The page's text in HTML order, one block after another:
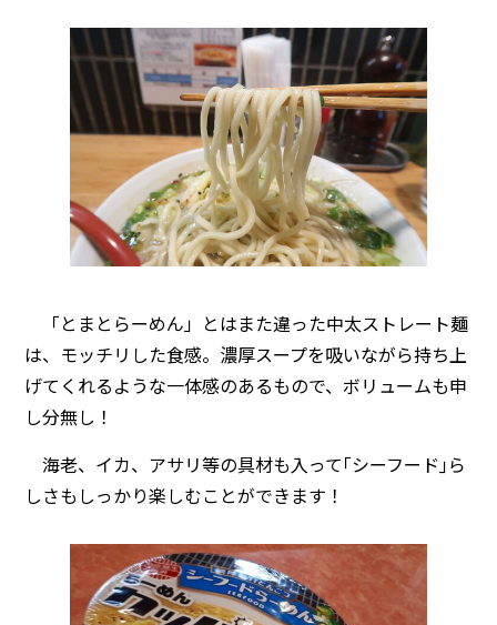
「とまとらーめん」とはまた違った中太ストレート麺
は、モッチリした食感。濃厚スープを吸いながら持ち上
げてくれるような一体感のあるもので、ボリュームも申
し分無し！
海老、イカ、アサリ等の具材も入って｢シーフード｣ら
しさもしっかり楽しむことができます！